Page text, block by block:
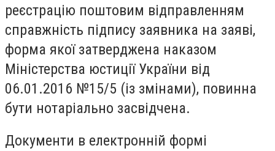
реєстрацію поштовим відправленням
справжність підпису заявника на заяві,
форма якої затверджена наказом
Міністерства юстиції України від
06.01.2016 №15/5 (із змінами), повинна
бути нотаріально засвідчена.
Документи в електронній формі